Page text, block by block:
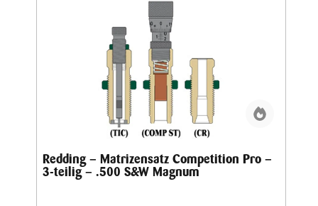
Redding – Matrizensatz Competition Pro –
3-teilig – .500 S&W Magnum